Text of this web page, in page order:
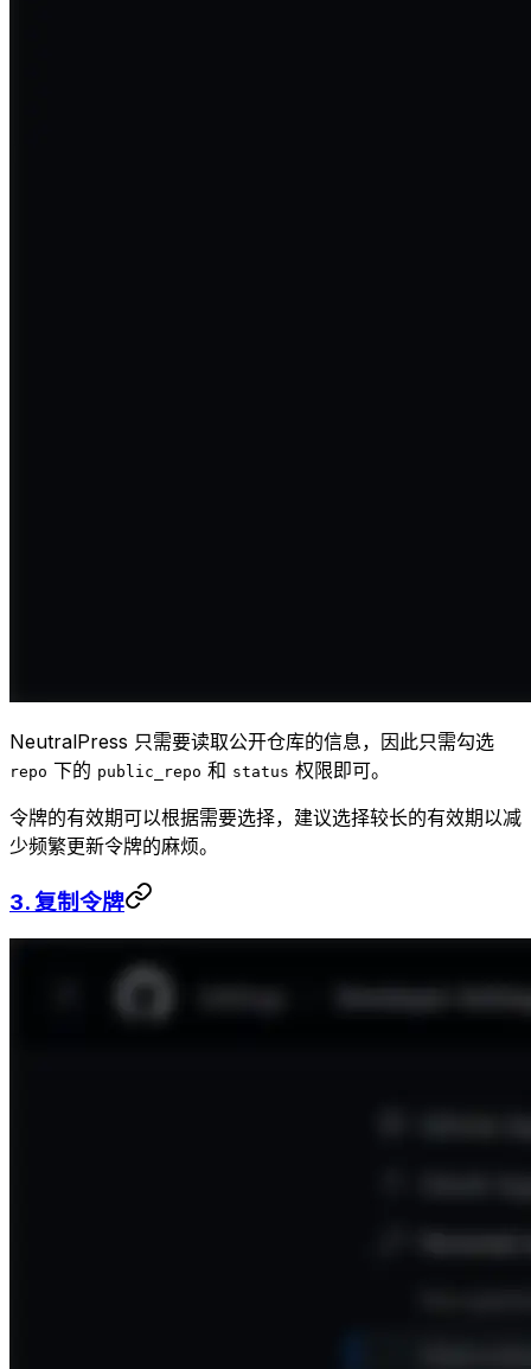
NeutralPress 只需要读取公开仓库的信息，因此只需勾选
repo 下的 public_repo 和 status 权限即可。
令牌的有效期可以根据需要选择，建议选择较长的有效期以减
少频繁更新令牌的麻烦。
3. 复制令牌